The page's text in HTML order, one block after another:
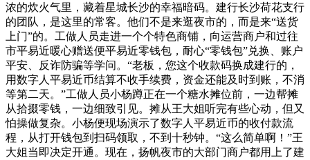
浓的炊火气里，藏着星城长沙的幸福暗码。建行长沙荷花支行
的团队，是这里的常客。他们不是来逛夜市的，而是来“送货
上门”的。工做人员走进一个个特色商铺，向运营商户和过往
市平易近暖心赠送便平易近零钱包，耐心“零钱包”兑换、账户
平安、反诈防骗等学问。“老板，您这个收款码换成建行的，
用数字人平易近币结算不收手续费，资金还能及时到账，不消
等第二天。”工做人员小杨蹲正在一个糖水摊位前，一边帮摊
从拾掇零钱，一边细致引见。摊从王大姐听完有些心动，但又
怕操做复杂。小杨便现场演示了数字人平易近币的收付款流
程，从打开钱包到扫码领取，不到十秒钟。“这么简单啊！”王
大姐当即决定开通。现在，扬帆夜市的大部门商户都用上了建